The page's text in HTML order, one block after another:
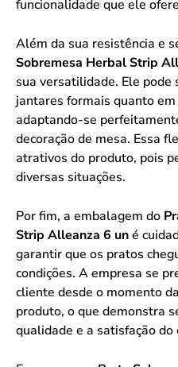
funcionalidade que ele
Além da sua resistência e
Sobremesa Herbal Strip
sua versatilidade. Ele
jantares formais quanto
adaptando-se
decoração de mesa. Essa
atrativos do produto, pois
diversas situações.
Por fim, a embalagem do
Strip Alleanza 6 uné
garantir que os pratos
condições. A empresa se
cliente desde o momento
produto, o que demonstra
qualidade e a satisfação do